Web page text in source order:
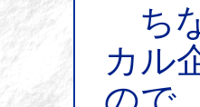
ち
カル
ので